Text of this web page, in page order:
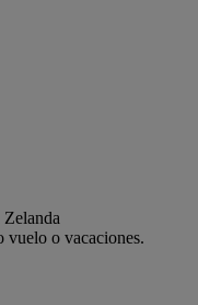
Zelanda
vuelo o vacaciones.